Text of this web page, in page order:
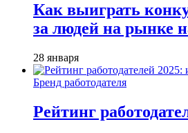
Как выиграть
за людей на рынке
28 января
Бренд работодателя
Рейтинг